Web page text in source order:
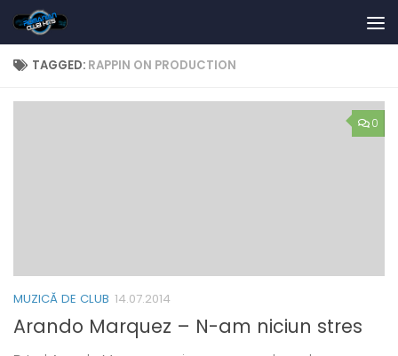
Skip to content
TAGGED: RAPPIN ON PRODUCTION
0
MUZICĂ DE CLUB 14.07.2014
Arando Marquez – N-am niciun stres